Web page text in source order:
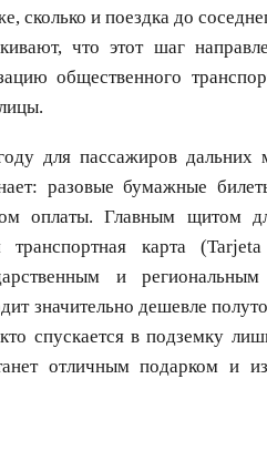
сколько и поездка до
что этот шаг
общественного
для пассажиров дальних
разовые бумажные
оплаты. Главным щитом
транспортная карта
и
значительно дешевле
спускается в подземку
отличным подарком и